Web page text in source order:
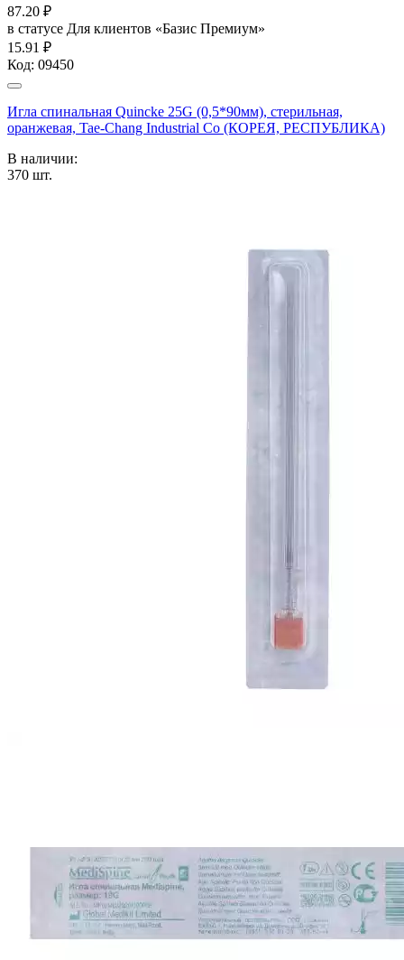
87.20 ₽
в статусе Для клиентов «Базис Премиум»
15.91 ₽
Код: 09450
Игла спинальная Quincke 25G (0,5*90мм), стерильная,
оранжевая, Tae-Chang Industrial Co (КОРЕЯ, РЕСПУБЛИКА)
В наличии:
370 шт.